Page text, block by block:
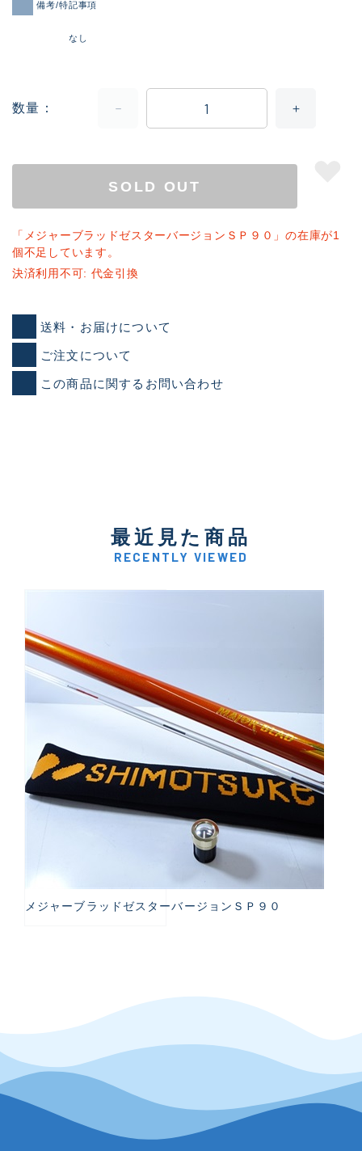
備考/特記事項
なし
数量
SOLD OUT
「メジャーブラッドゼスターバージョンＳＰ９０」の在庫が1
個不足しています。
決済利用不可: 代金引換
送料・お届けについて
ご注文について
この商品に関するお問い合わせ
最近見た商品
RECENTLY VIEWED
メジャーブラッドゼスターバージョンＳＰ９０